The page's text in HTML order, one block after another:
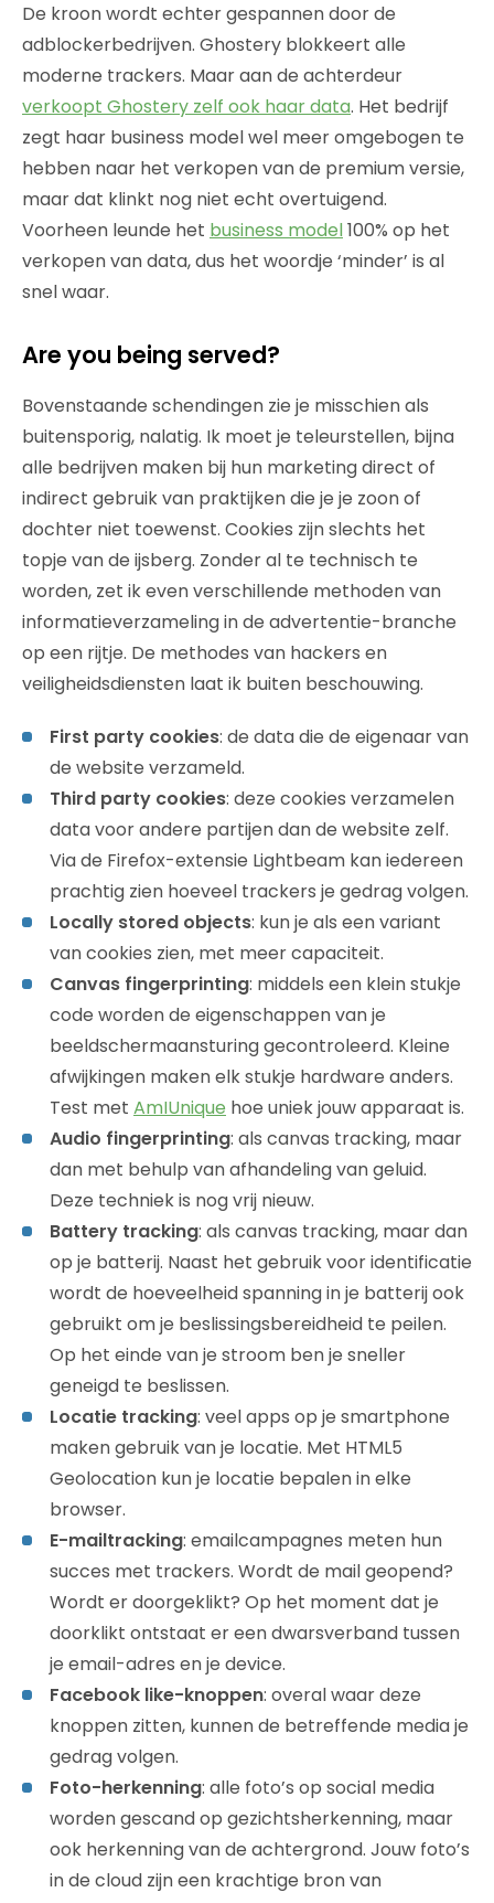
De kroon wordt echter gespannen door de
adblockerbedrijven. Ghostery blokkeert alle
moderne trackers. Maar aan de achterdeur
verkoopt Ghostery zelf ook haar data. Het bedrijf
zegt haar business model wel meer omgebogen te
hebben naar het verkopen van de premium versie,
maar dat klinkt nog niet echt overtuigend.
Voorheen leunde het business model100% op het
verkopen van data, dus het woordje ‘minder’ is al
snel waar.
Are you being served?
Bovenstaande schendingen zie je misschien als
buitensporig, nalatig. Ik moet je teleurstellen, bijna
alle bedrijven maken bij hun marketing direct of
indirect gebruik van praktijken die je je zoon of
dochter niet toewenst. Cookies zijn slechts het
topje van de ijsberg. Zonder al te technisch te
worden, zet ik even verschillende methoden van
informatieverzameling in de advertentie-branche
op een rijtje. De methodes van hackers en
veiligheidsdiensten laat ik buiten beschouwing.
First party cookies: de data die de eigenaar van
de website verzameld.
Third party cookies: deze cookies verzamelen
data voor andere partijen dan de website zelf.
Via de Firefox-extensie Lightbeam kan iedereen
prachtig zien hoeveel trackers je gedrag volgen.
Locally stored objects: kun je als een variant
van cookies zien, met meer capaciteit.
Canvas fingerprinting: middels een klein stukje
code worden de eigenschappen van je
beeldschermaansturing gecontroleerd. Kleine
afwijkingen maken elk stukje hardware anders.
Test met AmIUnique hoe uniek jouw apparaat is.
Audio fingerprinting: als canvas tracking, maar
dan met behulp van afhandeling van geluid.
Deze techniek is nog vrij nieuw.
Battery tracking: als canvas tracking, maar dan
op je batterij. Naast het gebruik voor identificatie
wordt de hoeveelheid spanning in je batterij ook
gebruikt om je beslissingsbereidheid te peilen.
Op het einde van je stroom ben je sneller
geneigd te beslissen.
Locatie tracking: veel apps op je smartphone
maken gebruik van je locatie. Met HTML5
Geolocation kun je locatie bepalen in elke
browser.
E-mailtracking: emailcampagnes meten hun
succes met trackers. Wordt de mail geopend?
Wordt er doorgeklikt? Op het moment dat je
doorklikt ontstaat er een dwarsverband tussen
je email-adres en je device.
Facebook like-knoppen: overal waar deze
knoppen zitten, kunnen de betreffende media je
gedrag volgen.
Foto-herkenning: alle foto’s op social media
worden gescand op gezichtsherkenning, maar
ook herkenning van de achtergrond. Jouw foto’s
in de cloud zijn een krachtige bron van